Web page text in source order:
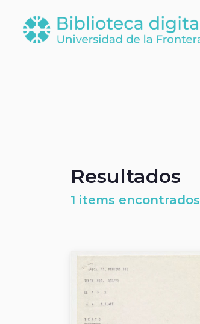
Resultados
1 items encontrados